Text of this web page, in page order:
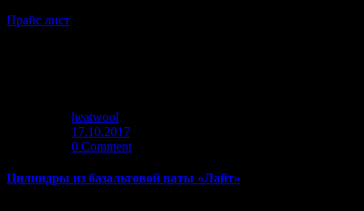
Прайс лист
heatwool
17.10.2017
0 Comment
Цилиндры из базальтовой ваты «Лайт»